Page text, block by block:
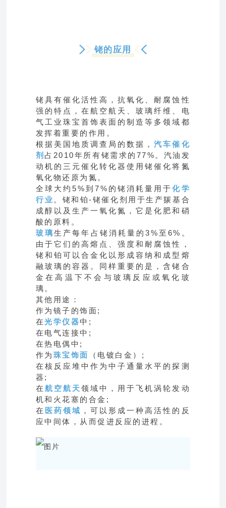
铑的应用
铑具有催化活性高，抗氧化、耐腐蚀性
强的特点，在航空航天、玻璃纤维、电
气工业珠宝首饰表面的制造等多领域都
发挥着重要的作用。
根据美国地质调查局的数据，汽车催化
剂占2010年所有铑需求的77%。汽油发
动机的三元催化转化器使用铑催化将氮
氧化物还原为氮。
全球大约5%到7%的铑消耗量用于化学
行业 。铑和铂-铑催化剂用于生产羰基合
成醇以及生产一氧化氮，它是化肥和硝
酸的原料。
玻璃生产每年占铑消耗量的3%至6%。
由于它们的高熔点、强度和耐腐蚀性，
铑和铂可以合金化以形成容纳和成型熔
融玻璃的容器。同样重要的是，含铑合
金在高温下不会与玻璃反应或氧化玻
璃。
其他用途：
作为镜子的饰面;
在光学仪器中;
在电气连接中;
在热电偶中;
作为 珠宝饰面
（电镀白金）;
在核反应堆中作为中子通量水平的探测
器;
在航空航天领域中，用于飞机涡轮发动
机和火花塞的合金;
在 医药领域 ，可以形成一种高活性的反
应中间体，从而促进反应的进程。